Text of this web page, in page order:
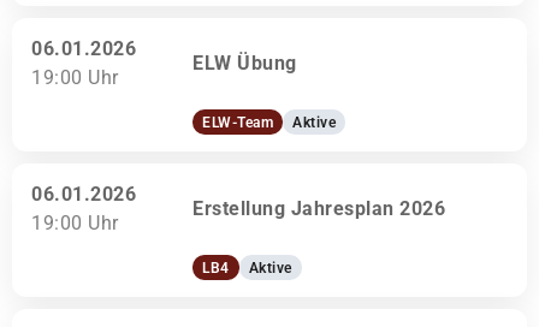
06.01.2026
19:00 Uhr
ELW Übung
ELW-Team Aktive
06.01.2026
19:00 Uhr
Erstellung Jahresplan 2026
LB4 Aktive